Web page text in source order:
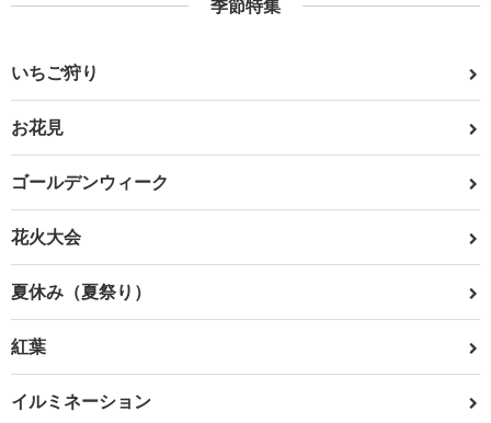
季節特集
いちご狩り
お花見
ゴールデンウィーク
花火大会
夏休み（夏祭り）
紅葉
イルミネーション